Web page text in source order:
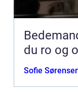
Bedemand
du ro og
Sofie